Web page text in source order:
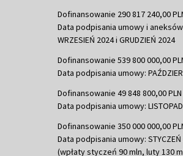
Dofinansowanie 290 817 240,00
Data podpisania umowy i
WRZESIEŃ 2024 i GRUDZIEŃ 2024
Dofinansowanie 539 800 000,00
Data podpisania umowy:
Dofinansowanie 49 848 800,00 PLN
Data podpisania umowy:
Dofinansowanie 350 000 000,00
Data podpisania umowy: STYCZEŃ
(wpłaty styczeń 90 mln, luty 130